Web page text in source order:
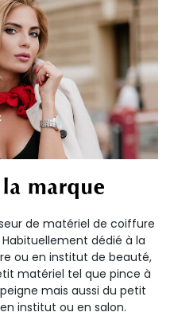
marque
de matériel de coiffure
dédié à la
ou en institut de beauté,
matériel tel que pince à
mais aussi du petit
institut ou en salon.